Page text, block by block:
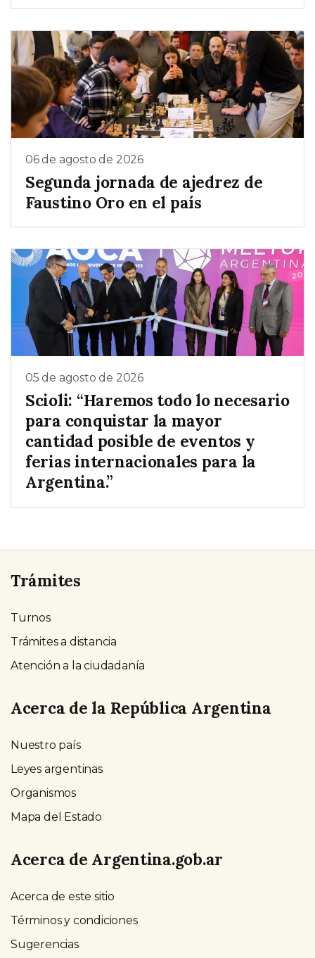
06 de agosto de 2026
Segunda jornada de ajedrez de
Faustino Oro en el país
05 de agosto de 2026
Scioli: “Haremos todo lo necesario
para conquistar la mayor
cantidad posible de eventos y
ferias internacionales para la
Argentina.”
Trámites
Turnos
Trámites a distancia
Atención a la ciudadanía
Acerca de la República Argentina
Nuestro país
Leyes argentinas
Organismos
Mapa del Estado
Acerca de Argentina.gob.ar
Acerca de este sitio
Términos y condiciones
Sugerencias